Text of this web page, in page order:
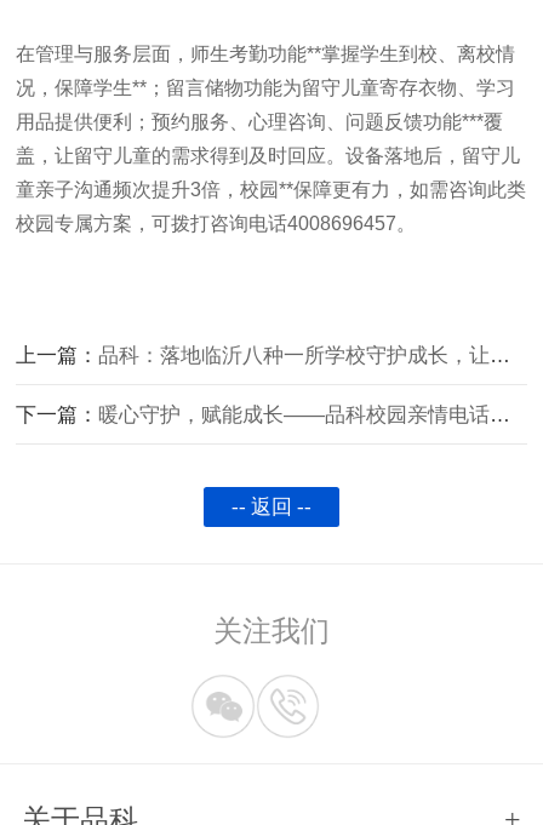
在管理与服务层面，师生考勤功能**掌握学生到校、离校情
况，保障学生**；留言储物功能为留守儿童寄存衣物、学习
用品提供便利；预约服务、心理咨询、问题反馈功能***覆
盖，让留守儿童的需求得到及时回应。设备落地后，留守儿
童亲子沟通频次提升3倍，校园**保障更有力，如需咨询此类
校园专属方案，可拨打咨询电话4008696457。
上一篇： 品科：落地临沂八种一所学校守护成长，让校园亲情连线更安心
下一篇： 暖心守护，赋能成长——品科校园亲情电话机入驻山西太原市一所学校，守护学生健康成
-- 返回 --
关注我们